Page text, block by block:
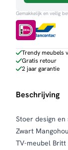
Gemakkelijk en veilig
Trendy meubels
Gratis retour
2 jaar garantie
Beschrijving
Stoer design
Zwart
TV-meubel Britt